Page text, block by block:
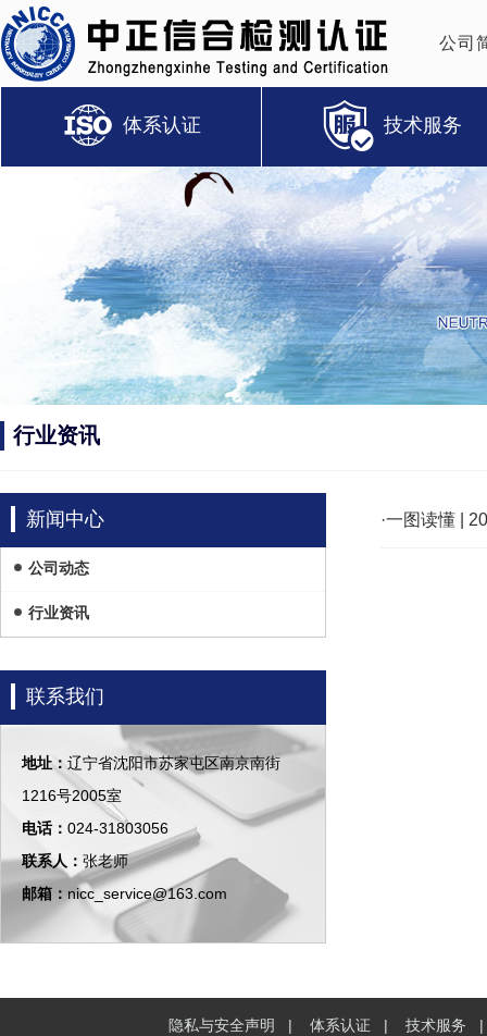
公司
体系认证 技术服务
行业资讯
新闻中心
公司动态
行业资讯
联系我们
地址： 辽宁省沈阳市苏家屯区南京南街
1216号2005室
电话： 024-31803056
联系人： 张老师
邮箱： nicc_service@163.com
·一图读懂 |
隐私与安全声明 | 体系认证 | 技术服务